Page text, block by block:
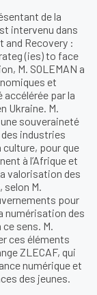
de la
intervenu dans
and Recovery :
(ies) to face
M. SOLEMAN a
et
accélérée par la
Ukraine. M.
souveraineté
industries
pour que
à l’Afrique et
valorisation des
M.
pour
numérisation des
sens. M.
ces éléments
ZLECAF, qui
numérique et
des jeunes.